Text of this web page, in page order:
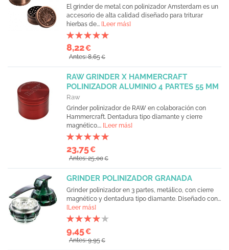
El grinder de metal con polinizador Amsterdam es un
accesorio de alta calidad diseñado para triturar
hierbas de... [Leer más]
8,22€
Antes: 8,65€
RAW GRINDER X HAMMERCRAFT
POLINIZADOR ALUMINIO 4 PARTES 55 MM
Raw
Grinder polinizador de RAW en colaboración con
Hammercraft. Dentadura tipo diamante y cierre
magnético.... [Leer más]
23,75€
Antes: 25,00€
GRINDER POLINIZADOR GRANADA
Grinder polinizador en 3 partes, metálico, con cierre
magnético y dentadura tipo diamante. Diseñado con...
[Leer más]
9,45€
Antes: 9,95€